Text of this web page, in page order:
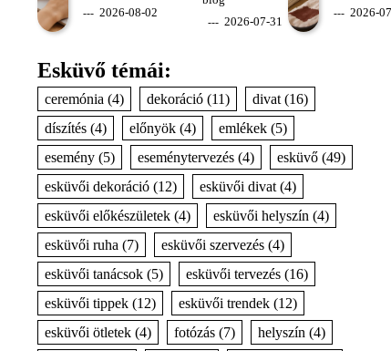
2026-08-02
2026-07-31
2026-
Esküvő témái:
ceremónia (4) dekoráció(11) divat(16)
díszítés(4) előnyök(4) emlékek(5)
esemény(5) eseménytervezés(4) esküvő(49)
esküvői dekoráció(12) esküvői divat(4)
esküvői előkészületek(4) esküvői helyszín (4)
esküvői ruha (7) esküvői szervezés(4)
esküvői tanácsok(5) esküvői tervezés(16)
esküvői tippek(12) esküvői trendek(12)
esküvői ötletek(4) fotózás(7) helyszín (4)